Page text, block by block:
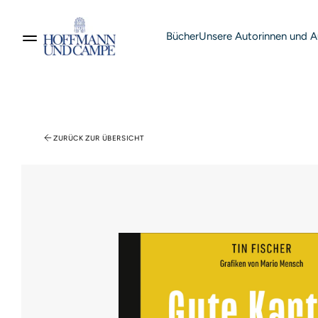
BücherUnsere Autorinnen und
ZURÜCK ZUR ÜBERSICHT